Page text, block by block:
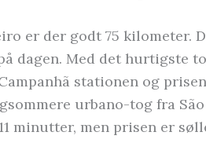
er der godt 75 kilometer.
dagen. Med det hurtigste
stationen og
urbano-tog fra
minutter, men prisen er